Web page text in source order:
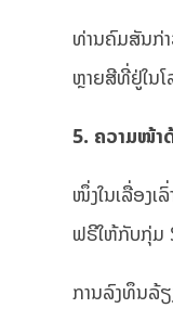
ທ່ານຄົມສັນກ່
ຫຼາຍສີທີ່ຢູ່ໃນໂ
5. ຄວາມໜ້າ
ໜຶ່ງໃນເລື່ອງ
ຟຣີໃຫ້ກັບກຸ່ມ
ການລົງທຶນລ້ຽ